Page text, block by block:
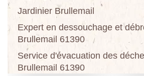
Jardinier Brullemail
Expert en dessouchage et
Brullemail 61390
Service d'évacuation des
Brullemail 61390